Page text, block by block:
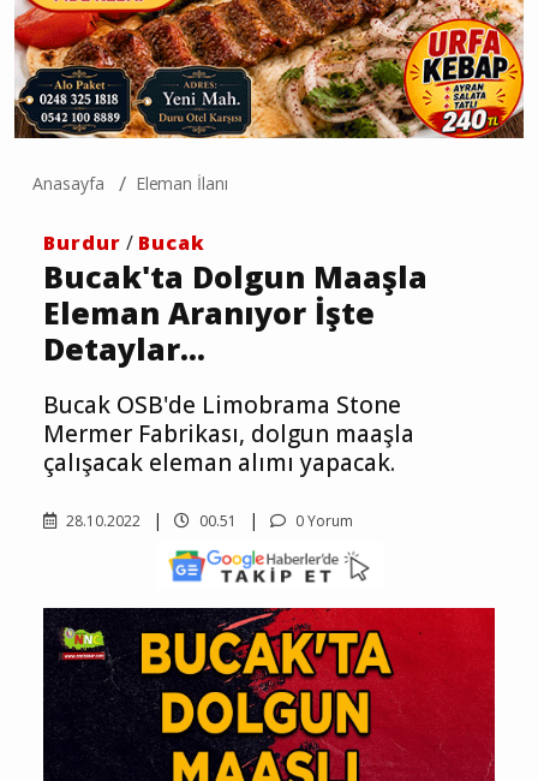
Anasayfa Eleman İlanı
Burdur / Bucak
Bucak'ta Dolgun Maaşla
Eleman Aranıyor İşte
Detaylar...
Bucak OSB'de Limobrama Stone
Mermer Fabrikası, dolgun maaşla
çalışacak eleman alımı yapacak.
28.10.2022 00.51 0 Yorum